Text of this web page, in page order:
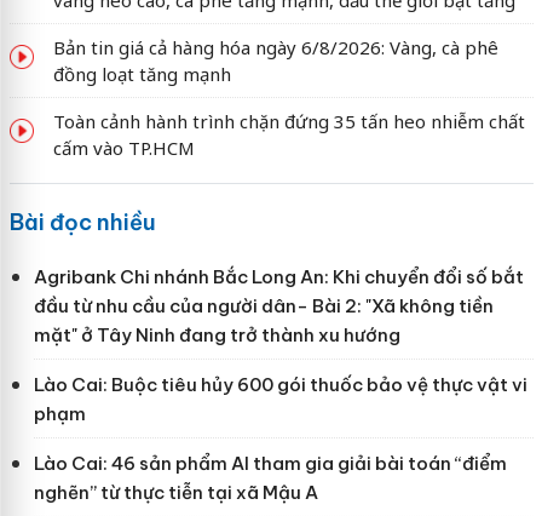
Bản tin giá cả hàng hóa ngày 6/8/2026: Vàng, cà phê
đồng loạt tăng mạnh
Toàn cảnh hành trình chặn đứng 35 tấn heo nhiễm chất
cấm vào TP.HCM
Bài đọc nhiều
Agribank Chi nhánh Bắc Long An: Khi chuyển đổi số bắt
đầu từ nhu cầu của người dân- Bài 2: "Xã không tiền
mặt" ở Tây Ninh đang trở thành xu hướng
Lào Cai: Buộc tiêu hủy 600 gói thuốc bảo vệ thực vật vi
phạm
Lào Cai: 46 sản phẩm AI tham gia giải bài toán “điểm
nghẽn” từ thực tiễn tại xã Mậu A